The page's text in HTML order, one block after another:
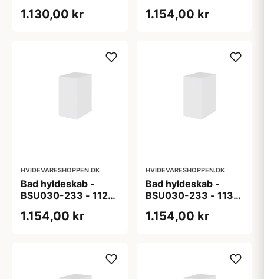
1.130,00 kr
eg
1.154,00 kr
HVIDEVARESHOPPEN.DK
Bad hyldeskab -
BSU030-233 - 112
røget eg
1.154,00 kr
HVIDEVARESHOPPEN.DK
Bad hyldeskab -
BSU030-233 - 113
sort eg
1.154,00 kr